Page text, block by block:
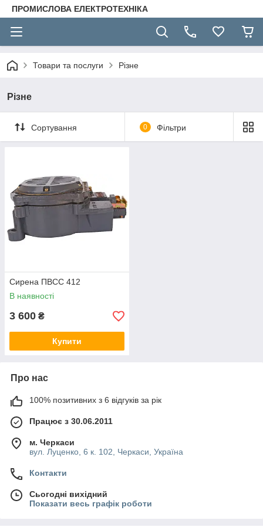
ПРОМИСЛОВА ЕЛЕКТРОТЕХНІКА
Товари та послуги Різне
Різне
Сортування 0 Фільтри
Сирена ПВСС 412
В наявності
3 600 ₴
Купити
Про нас
100% позитивних з 6 відгуків за рік
Працює з 30.06.2011
м. Черкаси
вул. Луценко, 6 к. 102, Черкаси, Україна
Контакти
Сьогодні вихідний
Показати весь графік роботи